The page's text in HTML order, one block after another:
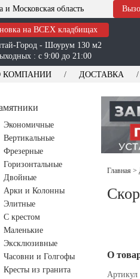
и Московская область
на ВСЕХ кладбищах
Город - Шоурум 130 м2
: с 9:00 до 21:00
КОМПАНИИ ДОСТАВКА
Экономичные
Вертикальные
Фрезерные
Горизонтальные
Двойные
Арки и Колонны
Элитные
С крестом
Маленькие
Эксклюзивные
Часовни и Голгофы
Кресты из гранита
Главная >
О
Артикул